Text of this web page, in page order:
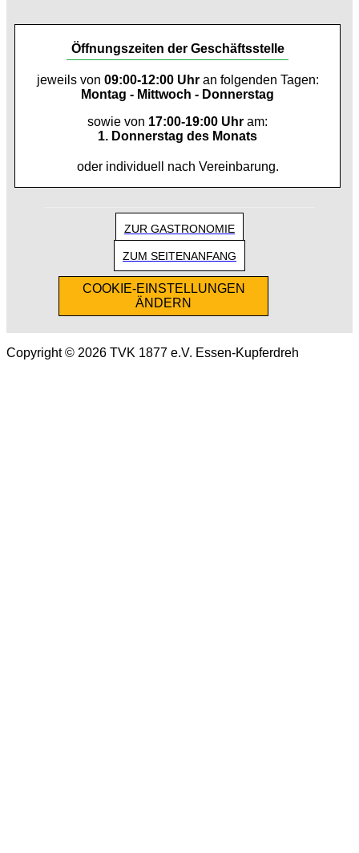
Öffnungszeiten der Geschäftsstelle
jeweils von 09:00-12:00 Uhran folgenden Tagen:
Montag - Mittwoch - Donnerstag
sowie von 17:00-19:00 Uhr am:
1. Donnerstag des Monats
oder individuell nach Vereinbarung.
ZUR GASTRONOMIE
ZUM SEITENANFANG
COOKIE-EINSTELLUNGEN
ÄNDERN
Copyright © 2026 TVK 1877 e.V. Essen-Kupferdreh